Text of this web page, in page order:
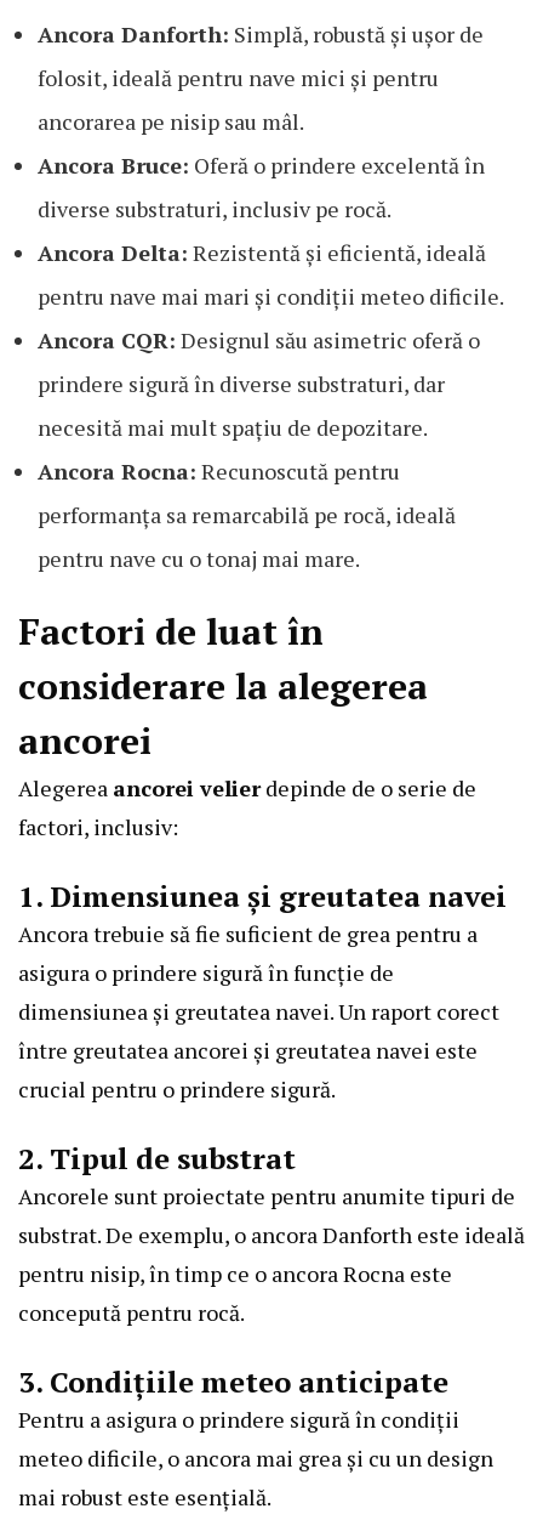
Ancora Danforth: Simplă, robustă și ușor de
folosit, ideală pentru nave mici și pentru
ancorarea pe nisip sau mâl.
Ancora Bruce: Oferă o prindere excelentă în
diverse substraturi, inclusiv pe rocă.
Ancora Delta: Rezistentă și eficientă, ideală
pentru nave mai mari și condiții meteo dificile.
Ancora CQR: Designul său asimetric oferă o
prindere sigură în diverse substraturi, dar
necesită mai mult spațiu de depozitare.
Ancora Rocna: Recunoscută pentru
performanța sa remarcabilă pe rocă, ideală
pentru nave cu o tonaj mai mare.
Factori de luat în
considerare la alegerea
ancorei
Alegerea ancorei velierdepinde de o serie de
factori, inclusiv:
1. Dimensiunea și greutatea navei
Ancora trebuie să fie suficient de grea pentru a
asigura o prindere sigură în funcție de
dimensiunea și greutatea navei. Un raport corect
între greutatea ancorei și greutatea navei este
crucial pentru o prindere sigură.
2. Tipul de substrat
Ancorele sunt proiectate pentru anumite tipuri de
substrat. De exemplu, o ancora Danforth este ideală
pentru nisip, în timp ce o ancora Rocna este
concepută pentru rocă.
3. Condițiile meteo anticipate
Pentru a asigura o prindere sigură în condiții
meteo dificile, o ancora mai grea și cu un design
mai robust este esențială.